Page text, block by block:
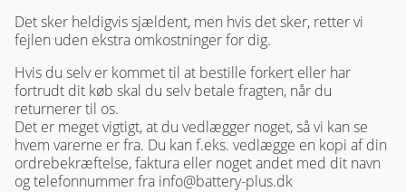
Det sker heldigvis sjældent, men hvis det sker, retter vi
fejlen uden ekstra omkostninger for dig.
Hvis du selv er kommet til at bestille forkert eller har
fortrudt dit køb skal du selv betale fragten, når du
returnerer til os.
Det er meget vigtigt, at du vedlægger noget, så vi kan se
hvem varerne er fra. Du kan f.eks. vedlægge en kopi af din
ordrebekræftelse, faktura eller noget andet med dit navn
og telefonnummer fra info@battery-plus.dk